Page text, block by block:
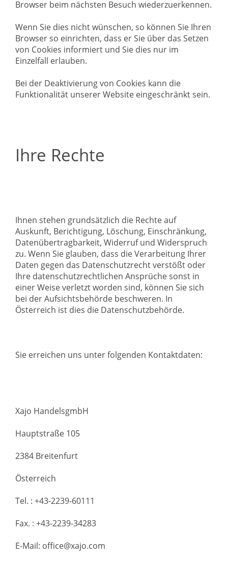
Browser beim nächsten Besuch wiederzuerkennen.
Wenn Sie dies nicht wünschen, so können Sie Ihren
Browser so einrichten, dass er Sie über das Setzen
von Cookies informiert und Sie dies nur im
Einzelfall erlauben.
Bei der Deaktivierung von Cookies kann die
Funktionalität unserer Website eingeschränkt sein.
Ihre Rechte
Ihnen stehen grundsätzlich die Rechte auf
Auskunft, Berichtigung, Löschung, Einschränkung,
Datenübertragbarkeit, Widerruf und Widerspruch
zu. Wenn Sie glauben, dass die Verarbeitung Ihrer
Daten gegen das Datenschutzrecht verstößt oder
Ihre datenschutzrechtlichen Ansprüche sonst in
einer Weise verletzt worden sind, können Sie sich
bei der Aufsichtsbehörde beschweren. In
Österreich ist dies die Datenschutzbehörde.
Sie erreichen uns unter folgenden Kontaktdaten:
Xajo HandelsgmbH
Hauptstraße 105
2384 Breitenfurt
Österreich
Tel. : +43-2239-60111
Fax. : +43-2239-34283
E-Mail: office@xajo.com